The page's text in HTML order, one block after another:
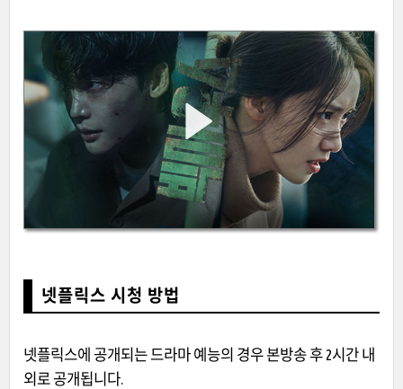
넷플릭스 시청 방법
넷플릭스에 공개되는 드라마 예능의 경우 본방송 후 2시간 내
외로 공개됩니다.